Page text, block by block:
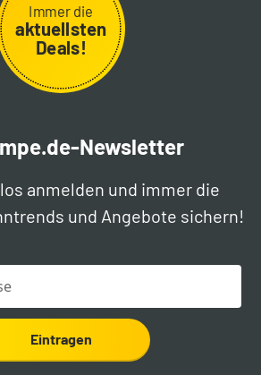
Immer die
aktuellsten
Deals!
Newsletter
anmelden und immer die
und Angebote sichern!
Eintragen